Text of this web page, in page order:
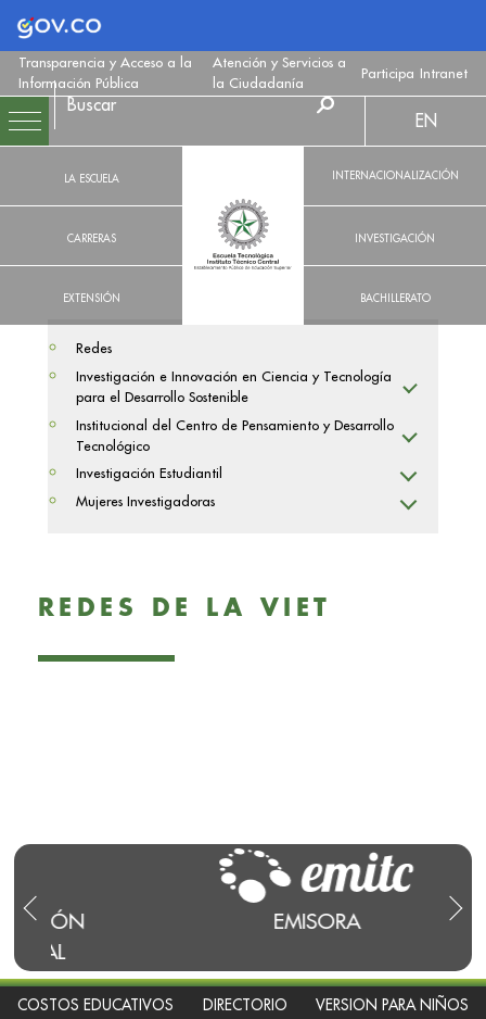
Logo Gobierno de Colombia
Transparencia y Acceso a la
Información Pública
Atención y Servicios a
la Ciudadanía
Participa Intranet
LA ESCUELA
CARRERAS
EXTENSIÓN
EN
INTERNACIONALIZACIÓN
INVESTIGACIÓN
BACHILLERATO
EMISORA
Redes
Investigación e Innovación en Ciencia y Tecnología
para el Desarrollo Sostenible
Institucional del Centro de Pensamiento y Desarrollo
Tecnológico
Investigación Estudiantil
Mujeres Investigadoras
REDES DE LA VIET
COSTOS EDUCATIVOS DIRECTORIO
VERSION PARA NIÑOS